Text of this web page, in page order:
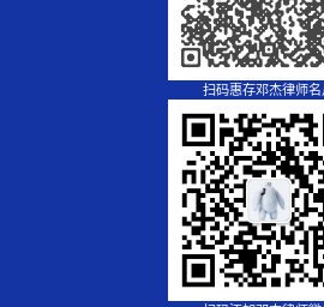
扫码惠存邓杰律师名